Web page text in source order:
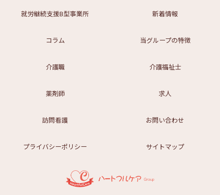
就労継続支援B型事業所 新着情報
コラム 当グループの特徴
介護職 介護福祉士
薬剤師 求人
訪問看護 お問い合わせ
プライバシーポリシー サイトマップ